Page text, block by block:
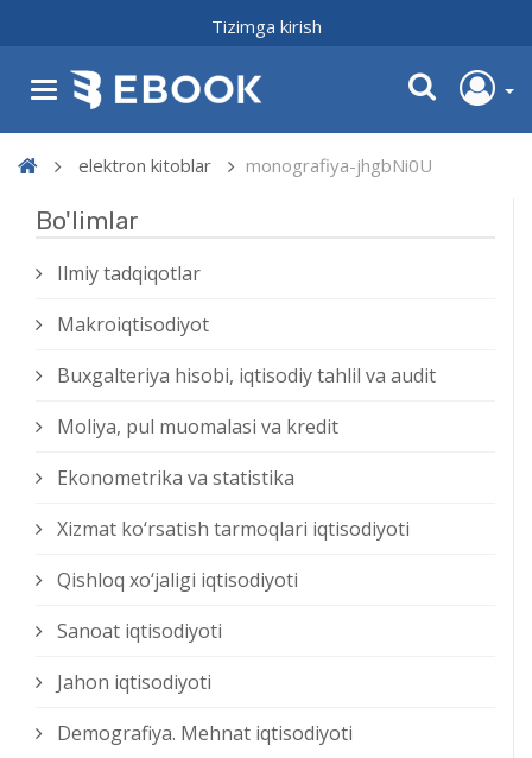
Tizimga kirish
elektron kitoblar monografiya-jhgbNi0U
Bo'limlar
Ilmiy tadqiqotlar
Makroiqtisodiyot
Buxgalteriya hisobi, iqtisodiy tahlil va audit
Moliya, pul muomalasi va kredit
Ekonometrika va statistika
Xizmat kо‘rsatish tarmoqlari iqtisodiyoti
Qishloq xо‘jaligi iqtisodiyoti
Sanoat iqtisodiyoti
Jahon iqtisodiyoti
Demografiya. Mehnat iqtisodiyoti